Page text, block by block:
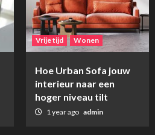
Vrije tijd Wonen
Hoe Urban Sofa jouw
interieur naar een
hoger niveau tilt
1 year ago admin